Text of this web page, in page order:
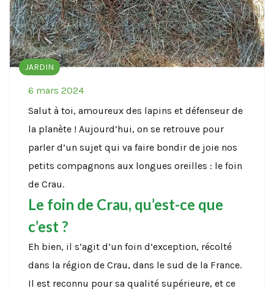
JARDIN
6 mars 2024
Salut à toi, amoureux des lapins et défenseur de
la planète ! Aujourd’hui, on se retrouve pour
parler d’un sujet qui va faire bondir de joie nos
petits compagnons aux longues oreilles : le foin
de Crau.
Le foin de Crau, qu’est-ce que
c’est ?
Eh bien, il s’agit d’un foin d’exception, récolté
dans la région de Crau, dans le sud de la France.
Il est reconnu pour sa qualité supérieure, et ce